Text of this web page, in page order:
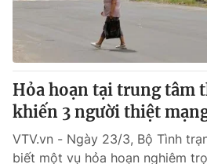
Hỏa hoạn tại trung tâm
khiến 3 người thiệt
VTV.vn - Ngày 23/3, Bộ Tình
biết một vụ hỏa hoạn nghiêm